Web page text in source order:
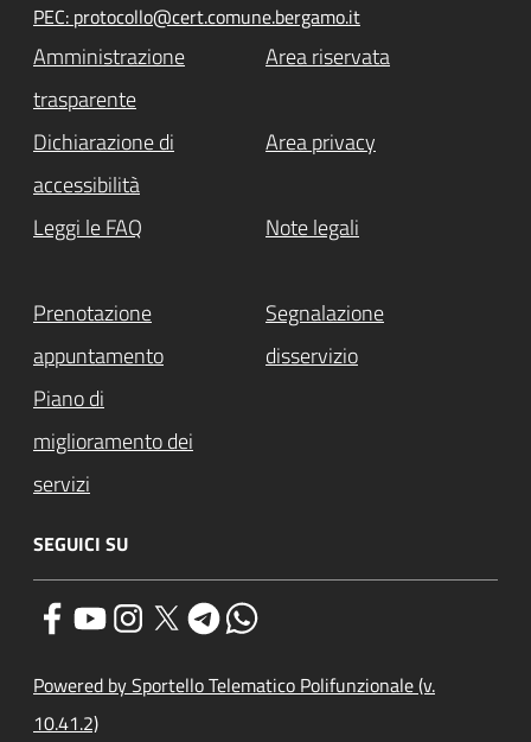
PEC: protocollo@cert.comune.bergamo.it
Amministrazione
trasparente
Area riservata
Dichiarazione di
accessibilità
Area privacy
Leggi le FAQ Note legali
Prenotazione
appuntamento
Segnalazione
disservizio
Piano di
miglioramento dei
servizi
SEGUICI SU
Powered by Sportello Telematico Polifunzionale (v.
10.41.2)